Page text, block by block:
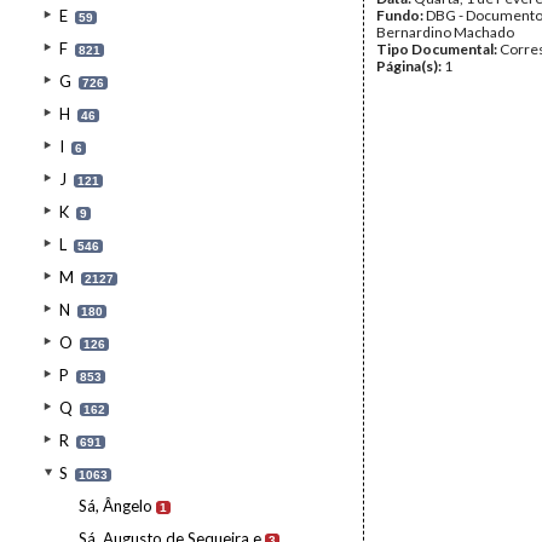
E 59
F 821
G 726
H 46
I 6
J 121
K 9
L 546
M 2127
N 180
O 126
P 853
Q 162
R 691
S 1063
Sá, Ângelo 1
Fundo:DBG -
Bernardino Machado
Tipo Documental:
Página(s): 1